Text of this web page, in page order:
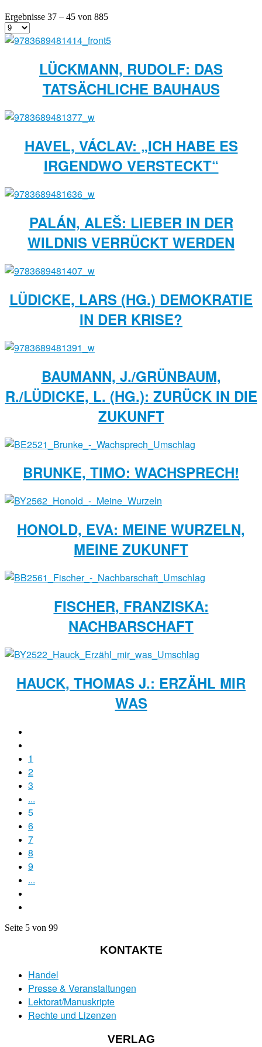
Ergebnisse 37 – 45 von 885
LÜCKMANN, RUDOLF: DAS
TATSÄCHLICHE BAUHAUS
HAVEL, VÁCLAV: „ICH HABE ES
IRGENDWO VERSTECKT“
PALÁN, ALEŠ: LIEBER IN DER
WILDNIS VERRÜCKT WERDEN
LÜDICKE, LARS (HG.) DEMOKRATIE
IN DER KRISE?
BAUMANN, J./GRÜNBAUM,
R./LÜDICKE, L. (HG.): ZURÜCK IN DIE
ZUKUNFT
BRUNKE, TIMO: WACHSPRECH!
HONOLD, EVA: MEINE WURZELN,
MEINE ZUKUNFT
FISCHER, FRANZISKA:
NACHBARSCHAFT
HAUCK, THOMAS J.: ERZÄHL MIR
WAS
1
2
3
...
5
6
7
8
9
...
Seite 5 von 99
KONTAKTE
Handel
Presse & Veranstaltungen
Lektorat/Manuskripte
Rechte und Lizenzen
VERLAG